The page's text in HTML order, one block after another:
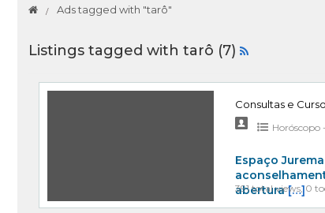
Ads tagged with "tarô"
Listings tagged with tarô (7)
Consultas e
Horóscopo
Espaço
abertura[…]
391 total views, 0